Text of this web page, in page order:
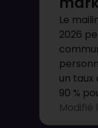
Le
2026
un taux
90 %
Modifié